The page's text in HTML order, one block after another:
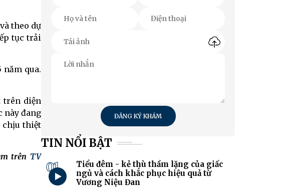
theo dự
tục trải
qua.
trên diện
này đang
chịu thiệt
trên TV
ĐĂNG KÝ KHÁM
TIN NỔI BẬT
01
Tiểu đêm - kẻ thù thầm lặng của giấc
ngủ và cách khắc phục hiệu quả từ
Vương Niệu Đan